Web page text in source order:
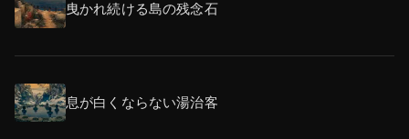
曳かれ続ける島の残念石
息が白くならない湯治客